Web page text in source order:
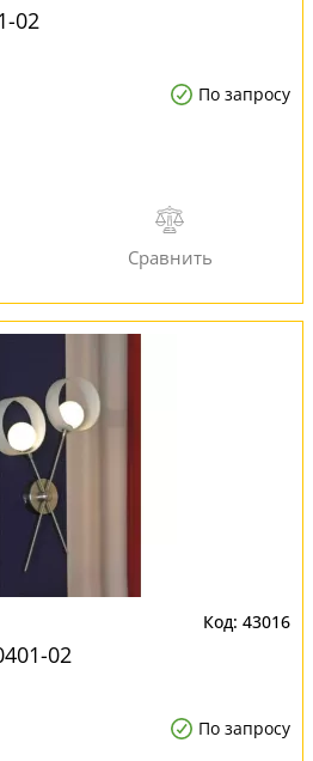
02
По запросу
43016
02
По запросу